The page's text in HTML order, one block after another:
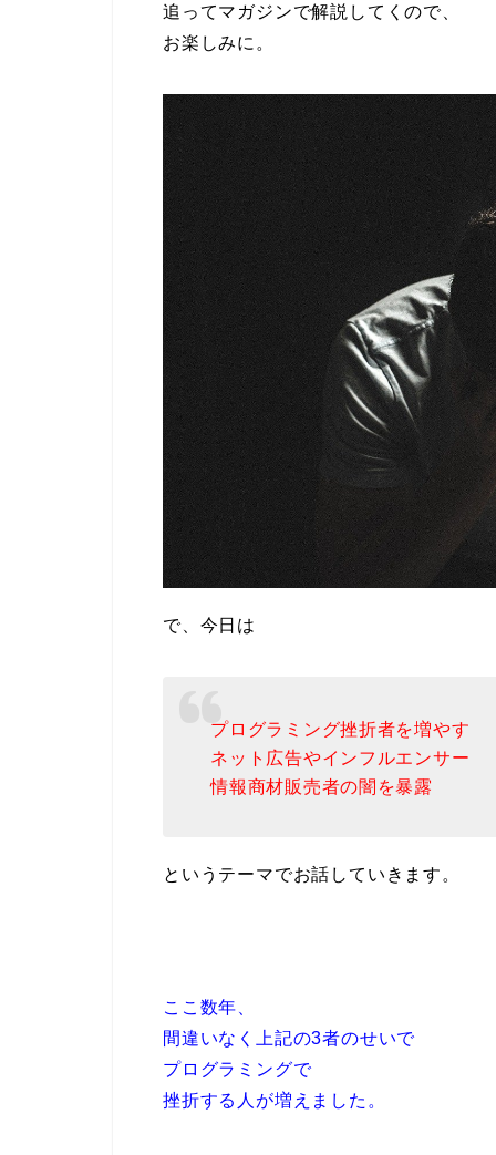
追ってマガジンで解説してくので、
お楽しみに。
で、今日は
プログラミング挫折者を増やす
ネット広告やインフルエンサー
情報商材販売者の闇を暴露
というテーマでお話していきます。
ここ数年、
間違いなく上記の3者のせいで
プログラミングで
挫折する人が増えました。